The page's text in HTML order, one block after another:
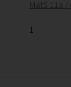
MatS 11a /
1